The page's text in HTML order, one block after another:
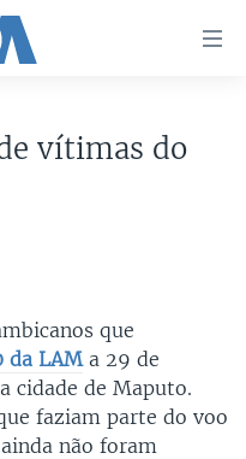
vítimas do
que
da LAMa 29 de
cidade de Maputo.
faziam parte do voo
não foram